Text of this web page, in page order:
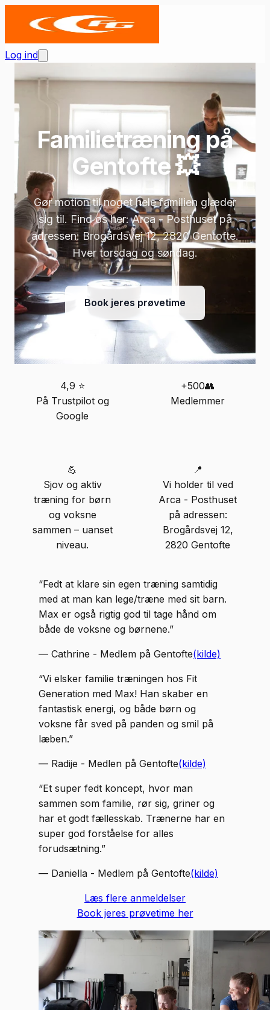
Log ind
Familietræning på
Gentofte 💥
Gør motion til noget hele familien glæder
sig til. Find os her: Arca - Posthuset på
adressen: Brogårdsvej 12, 2820 Gentofte.
Hver torsdag og søndag.
Book jeres prøvetime
4,9 ⭐
På Trustpilot og
Google
+500👥
Medlemmer
💪
Sjov og aktiv
træning for børn
og voksne
sammen – uanset
niveau.
📍
Vi holder til ved
Arca - Posthuset
på adressen:
Brogårdsvej 12,
2820 Gentofte
“Fedt at klare sin egen træning samtidig
med at man kan lege/træne med sit barn.
Max er også rigtig god til tage hånd om
både de voksne og børnene.”
— Cathrine - Medlem på Gentofte(kilde)
“Vi elsker familie træningen hos Fit
Generation med Max! Han skaber en
fantastisk energi, og både børn og
voksne får sved på panden og smil på
læben.”
— Radije - Medlen på Gentofte(kilde)
“Et super fedt koncept, hvor man
sammen som familie, rør sig, griner og
har et godt fællesskab. Trænerne har en
super god forståelse for alles
forudsætning.”
— Daniella - Medlem på Gentofte(kilde)
Læs flere anmeldelser
Book jeres prøvetime her